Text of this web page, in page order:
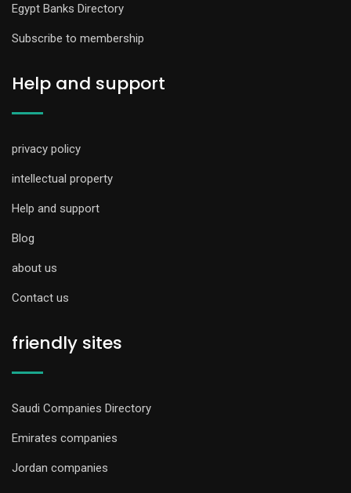
Egypt Banks Directory
Subscribe to membership
Help and support
privacy policy
intellectual property
Help and support
Blog
about us
Contact us
friendly sites
Saudi Companies Directory
Emirates companies
Jordan companies